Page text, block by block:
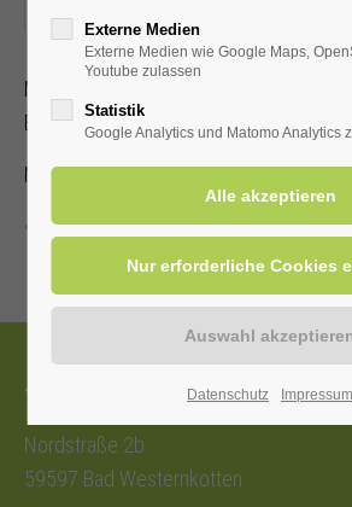
Mit speziellen Atemübungen lernen Sie,
Effekt der gesunden Aerosole verstärkt
Mit Kur-/Einwohnerkarte 2,00 €, ohne
Zurück
Tourist-Information
Nordstraße 2b
59597 Bad Westernkotten
Externe Medien
Externe Medien wie Google Maps,
Youtube zulassen
Statistik
Google Analytics und Matomo Analytics
Datenschutz Impressum